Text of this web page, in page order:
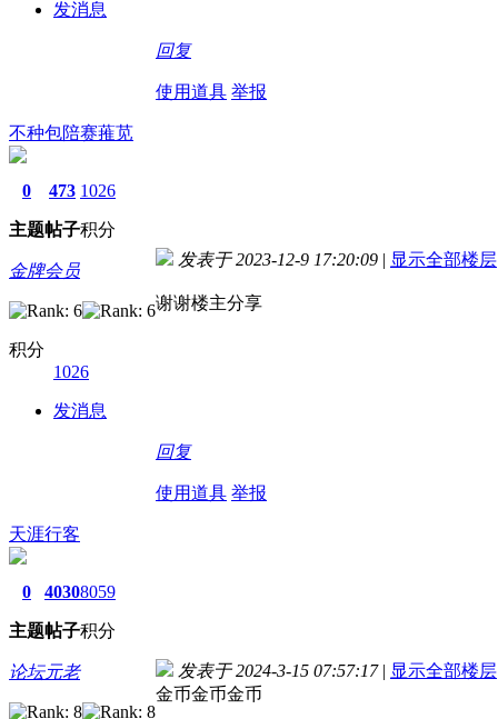
发消息
回复
使用道具 举报
不种包陪赛蓷苋
0
主题
473
帖子
1026
积分
金牌会员
积分
1026
发消息
发表于 2023-12-9 17:20:09 | 显示全部楼层
谢谢楼主分享
回复
使用道具 举报
天涯行客
0
主题
4030
帖子
8059
积分
论坛元老 发表于 2024-3-15 07:57:17 | 显示全部楼层
金币金币金币